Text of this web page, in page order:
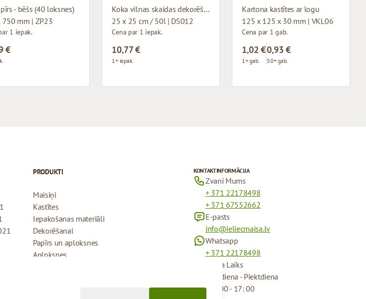
- bēšs (40 loksnes)
750 mm | ZP23
1 iepak.
€
Koka vilnas skaidas dekorēšanai 1kg
25 x 25 cm / 50l | DS012
Cena par 1 iepak.
10,77 €
1+ iepak.
Kartona kastītes ar logu
125 x 125 x 30 mm | VKL06
Cena par 1 gab.
1,02 €
1+ gab.
0,93 €
50+ gab.
PRODUKTI
Maisiņi
Kastītes
Iepakošanas materiāli
Dekorēšanai
Papīrs un aploksnes
Aploksnes
KONTAKTINFORMĀCIJA
Zvani Mums
+ 371 22178498
+ 371 67552662
E-pasts
info@ieliecmaisa.lv
Whatsapp
+ 371 22178498
Darba Laiks
Pirmdiena - Piektdiena
09 : 00 - 17: 00